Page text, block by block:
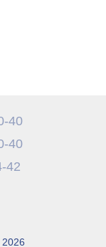
40
40
42
2026